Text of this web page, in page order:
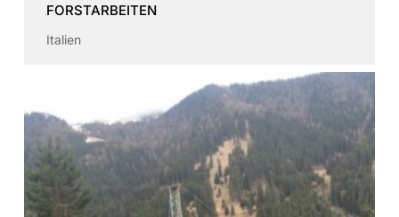
FORSTARBEITEN
Italien